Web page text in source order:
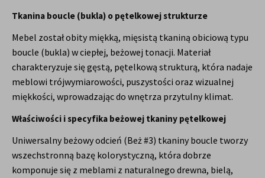
Tkanina boucle (bukla) o pętelkowej strukturze
Mebel został obity miękką, mięsistą tkaniną obiciową typu
boucle (bukla) w ciepłej, beżowej tonacji. Materiał
charakteryzuje się gęstą, pętelkową strukturą, która nadaje
meblowi trójwymiarowości, puszystości oraz wizualnej
miękkości, wprowadzając do wnętrza przytulny klimat.
Właściwości i specyfika beżowej tkaniny pętelkowej
Uniwersalny beżowy odcień (Beż #3) tkaniny boucle tworzy
wszechstronną bazę kolorystyczną, która dobrze
komponuje się z meblami z naturalnego drewna, bielą,